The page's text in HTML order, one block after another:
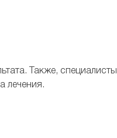
Также, специалисты
лечения.